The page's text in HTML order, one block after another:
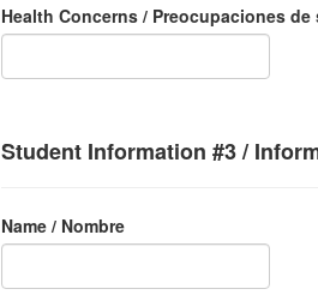
Health Concerns / Preocupaciones de
Student Information #3 /
Name / Nombre